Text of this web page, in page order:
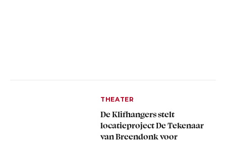
THEATER
De Klifhangers stelt
locatieproject De Tekenaar
van Breendonk voor